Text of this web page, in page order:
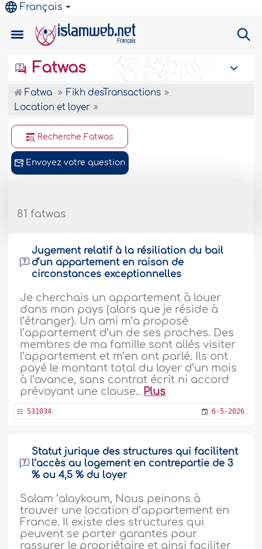
Français
Fatwas
Fatwa
Fikh desTransactions
Location et loyer
Recherche Fatwas
Envoyez votre question
81 fatwas
Jugement relatif à la résiliation du bail
d’un appartement en raison de
circonstances exceptionnelles
Je cherchais un appartement à louer
dans mon pays (alors que je réside à
l’étranger). Un ami m’a proposé
l’appartement d’un de ses proches. Des
membres de ma famille sont allés visiter
l’appartement et m’en ont parlé. Ils ont
payé le montant total du loyer d’un mois
à l’avance, sans contrat écrit ni accord
prévoyant une clause.. Plus
531034 6-5-2026
Statut jurique des structures qui facilitent
l’accès au logement en contrepartie de 3
% ou 4,5 % du loyer
Salam ‘alaykoum, Nous peinons à
trouver une location d’appartement en
France. Il existe des structures qui
peuvent se porter garantes pour
rassurer le propriétaire et ainsi faciliter